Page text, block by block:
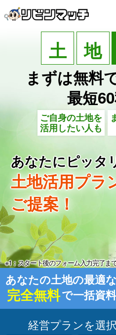
土 地
まずは無料
最短60
ご自身の土地を
活用したい人も
あなたにピッタ
土地活用プラ
ご提案！
※1：スタート後のフォーム入力完了ま
あなたの土地の最適
完全無料で一括資
経営プランを選